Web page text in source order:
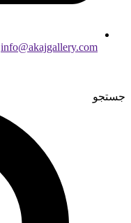
info@akajgallery.com
جستجو